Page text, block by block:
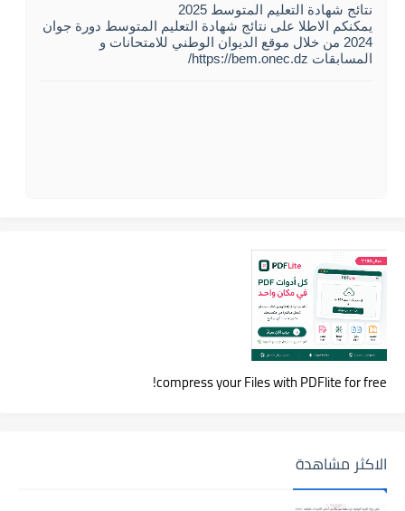
نتائج شهادة التعليم المتوسط 2025
يمكنكم الاطلا على نتائج شهادة التعليم المتوسط دورة جوان
2024 من خلال موقع الديوان الوطني للامتحانات و
المسابقات https://bem.onec.dz/
compress your Files with PDFlite for free!
الاكثر مشاهدة